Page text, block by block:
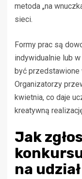
metoda „na
sieci.
Formy prac są
indywidualnie lub
być
Organizatorzy
kwietnia, co daje
kreatywną
Jak
na udział